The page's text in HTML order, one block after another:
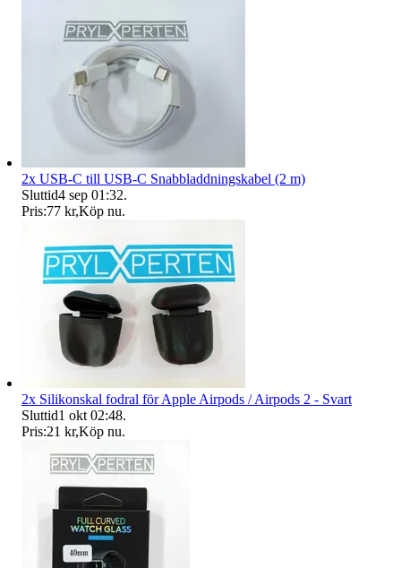
2x USB-C till USB-C Snabbladdningskabel (2 m)
Sluttid4 sep 01:32.
Pris:77 kr,Köp nu.
2x Silikonskal fodral för Apple Airpods / Airpods 2 - Svart
Sluttid1 okt 02:48.
Pris:21 kr,Köp nu.